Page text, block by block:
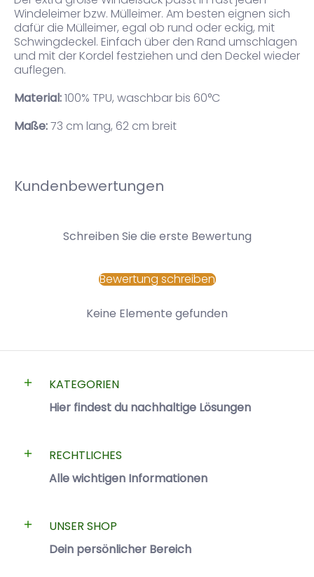
Windeleimer bzw. Mülleimer. Am besten eignen sich
dafür die Mülleimer, egal ob rund oder eckig, mit
Schwingdeckel. Einfach über den Rand umschlagen
und mit der Kordel festziehen und den Deckel wieder
auflegen.
Material:100% TPU, waschbar bis 60°C
Maße:73 cm lang, 62 cm breit
Kundenbewertungen
Schreiben Sie die erste Bewertung
Bewertung schreiben
Keine Elemente gefunden
KATEGORIEN
Hier findest du nachhaltige Lösungen
RECHTLICHES
Alle wichtigen Informationen
UNSER SHOP
Dein persönlicher Bereich